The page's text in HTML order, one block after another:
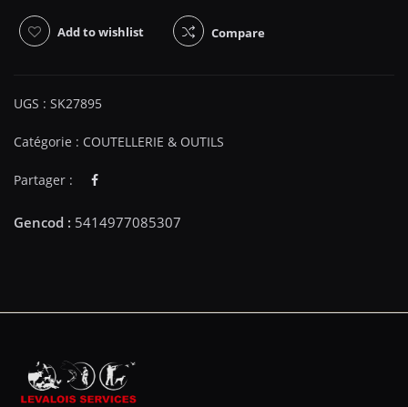
Add to wishlist Compare
UGS : SK27895
Catégorie : COUTELLERIE & OUTILS
Partager :